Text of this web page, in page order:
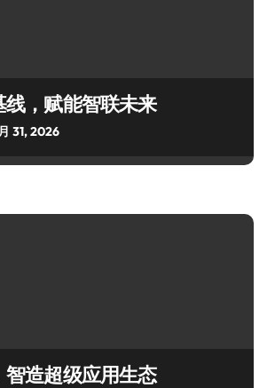
，赋能智联未来
31, 2026
造超级应用生态